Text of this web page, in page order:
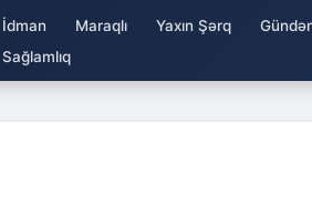
İdman Maraqlı Yaxın Şərq
Sağlamlıq